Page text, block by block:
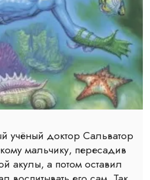
учёный доктор Сальватор
мальчику, пересадив
акулы, а потом оставил